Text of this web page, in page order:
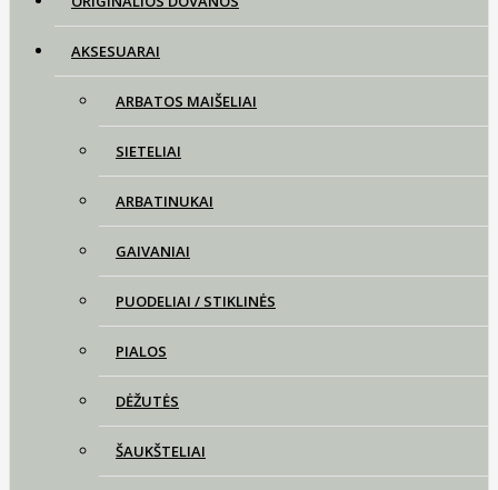
AKSESUARAI
ARBATOS MAIŠELIAI
SIETELIAI
ARBATINUKAI
GAIVANIAI
PUODELIAI / STIKLINĖS
PIALOS
DĖŽUTĖS
ŠAUKŠTELIAI